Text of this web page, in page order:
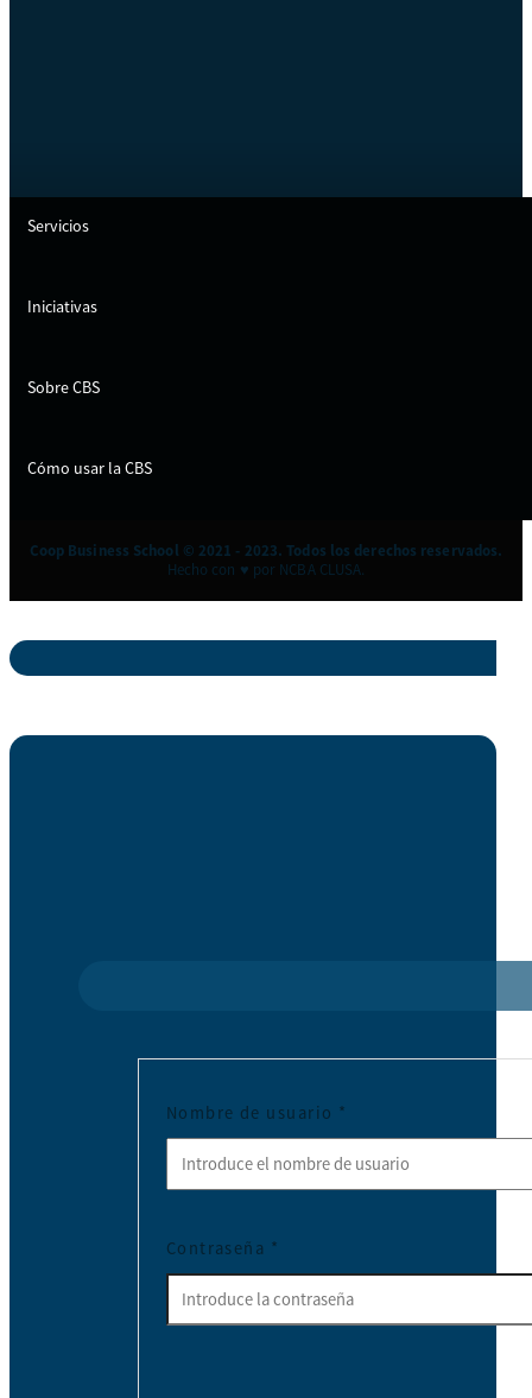
Servicios
Iniciativas
Sobre CBS
Cómo usar la CBS
Coop Business School © 2021 - 2023. Todos los derechos reservados.
Hecho con ♥ por NCBA CLUSA.
Nombre de usuario *
Contraseña *